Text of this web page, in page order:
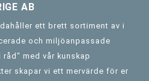
AB
ett brett sortiment av i
och miljöanpassade
med vår kunskap
skapar vi ett mervärde för er